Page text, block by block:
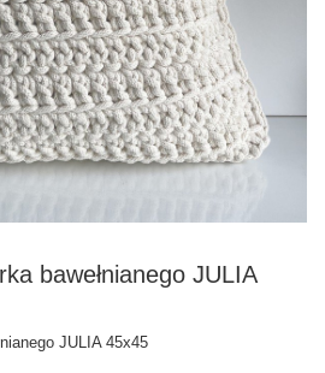
bawełnianego JULIA
JULIA 45x45